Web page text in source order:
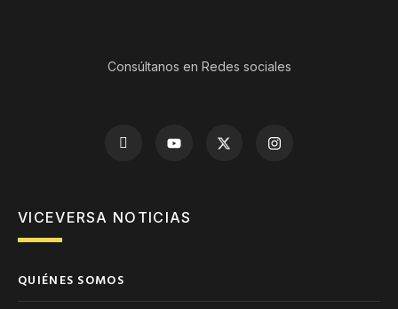
Consúltanos en Redes sociales
VICEVERSA NOTICIAS
QUIÉNES SOMOS